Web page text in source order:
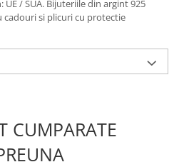
/ SUA. Bijuteriile din argint 925
si plicuri cu protectie
CUMPARATE